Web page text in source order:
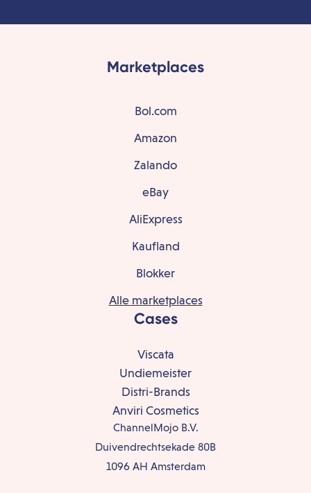
Marketplaces
Bol.com
Amazon
Zalando
eBay
AliExpress
Kaufland
Blokker
Alle marketplaces
Cases
Viscata
Undiemeister
Distri-Brands
Anviri Cosmetics
ChannelMojo B.V.
Duivendrechtsekade 80B
1096 AH Amsterdam